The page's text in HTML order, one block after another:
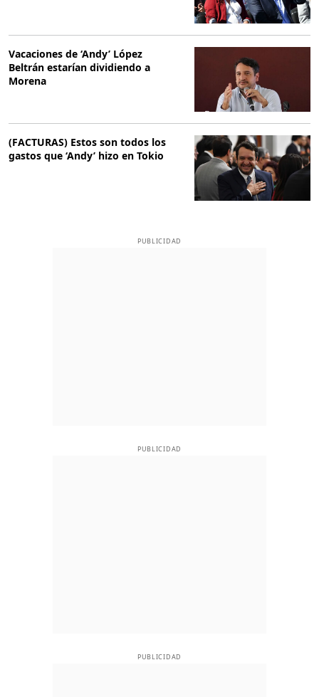
Vacaciones de ‘Andy’ López
Beltrán estarían dividiendo a
Morena
(FACTURAS) Estos son todos los
gastos que ‘Andy’ hizo en Tokio
PUBLICIDAD
PUBLICIDAD
PUBLICIDAD